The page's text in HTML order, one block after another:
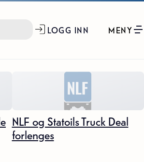
LOGG INN MENY
NLF og Statoils Truck Deal
forlenges